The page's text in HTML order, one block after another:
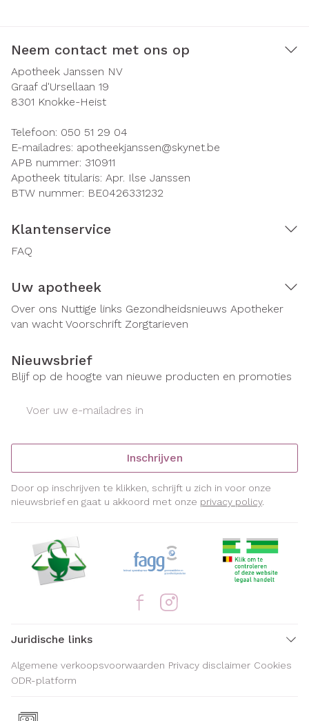
Neem contact met ons op
Apotheek Janssen NV
Graaf d'Ursellaan 19
8301 Knokke-Heist
Telefoon: 050 51 29 04
E-mailadres: apotheekjanssen@skynet.be
APB nummer: 310911
Apotheek titularis: Apr. Ilse Janssen
BTW nummer: BE0426331232
Klantenservice
FAQ
Uw apotheek
Over ons Nuttige links Gezondheidsnieuws Apotheker
van wacht Voorschrift Zorgtarieven
Nieuwsbrief
Blijf op de hoogte van nieuwe producten en promoties
Inschrijven
Door op inschrijven te klikken, schrijft u zich in voor onze
nieuwsbrief en gaat u akkoord met onze privacy policy.
Juridische links
Algemene verkoopsvoorwaarden Privacy disclaimer Cookies
ODR-platform